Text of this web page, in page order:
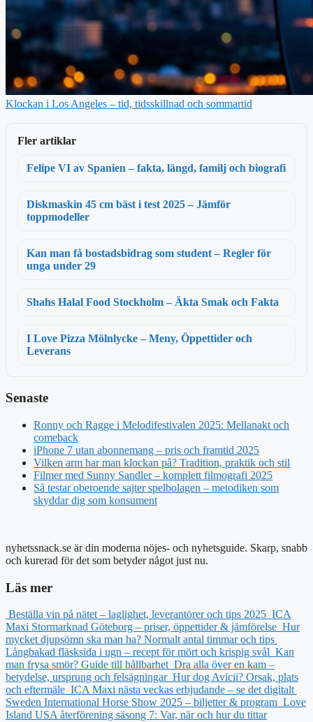
Klockan i Los Angeles – tid, tidsskillnad och sommartid
Fler artiklar
Felipe VI av Spanien – fakta, längd, familj och biografi
Diskmaskin 45 cm bäst i test 2025 – Jämför
toppmodeller
Kan man få bostadsbidrag som student – Regler för
unga under 29
Shahs Halal Food Stockholm – Äkta Smak och Fakta
I Love Pizza Mölnlycke – Meny, Öppettider och
Leverans
Senaste
Ronny och Ragge i Melodifestivalen 2025: Mellanakt och
comeback
iPhone 7 utan abonnemang – pris och framtid 2025
Vilken arm har man klockan på? Tradition, praktik och stil
Filmer med Sunny Sandler – komplett filmografi 2025
Så testar oberoende sajter spelbolagen – metodiken som
skyddar dig som konsument
nyhetssnack.se är din moderna nöjes- och nyhetsguide. Skarp, snabb
och kurerad för det som betyder något just nu.
Läs mer
Beställa vin på nätet – laglighet, leverantörer och tips 2025 ICA
Maxi Stormarknad Göteborg – priser, öppettider & jämförelse Hur
mycket djupsömn ska man ha? Normalt antal timmar och tips
Långbakad fläsksida i ugn – recept för mört och krispig svål Kan
man frysa smör? Guide till hållbarhet Dra alla över en kam –
betydelse, ursprung och felsägningar Hur dog Avicii? Orsak, plats
och eftermäle ICA Maxi nästa veckas erbjudande – se det digitalt
Sweden International Horse Show 2025 – biljetter & program Love
Island USA återförening säsong 7: Var, när och hur du tittar